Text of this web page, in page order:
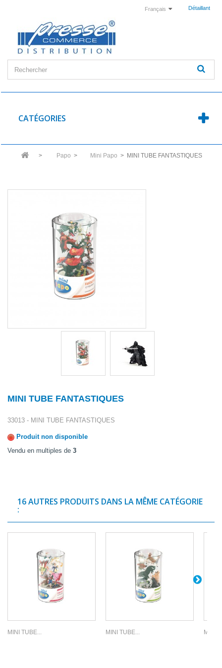
Détaillant
Français
CATÉGORIES
> Papo > Mini Papo > MINI TUBE FANTASTIQUES
MINI TUBE FANTASTIQUES
33013 - MINI TUBE FANTASTIQUES
Produit non disponible
Vendu en multiples de 3
16 AUTRES PRODUITS DANS LA MÊME CATÉGORIE
:
MINI TUBE... MINI TUBE... MINI